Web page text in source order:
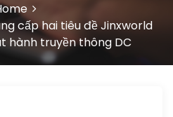
cấp hai tiêu đề Jinxworld
hành truyền thông DC